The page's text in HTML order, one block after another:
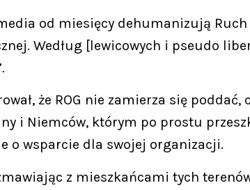
od miesięcy dehumanizują
Według [lewicowych i pseudo
że ROG nie zamierza się poddać,
i Niemców, którym po prostu
o wsparcie dla swojej organizacji.
z mieszkańcami tych